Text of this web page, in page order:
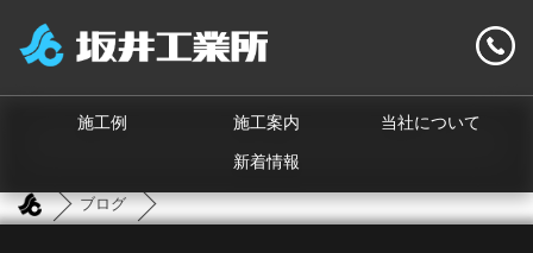
施工例 施工案内 当社について
新着情報
ブログ